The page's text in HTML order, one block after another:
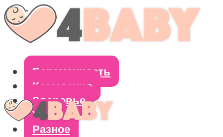
Беременность
Кормление
Здоровье
Уход
Разное